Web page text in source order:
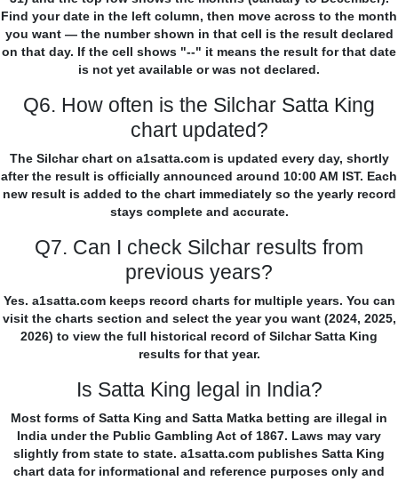
Find your date in the left column, then move across to the month
you want — the number shown in that cell is the result declared
on that day. If the cell shows "--" it means the result for that date
is not yet available or was not declared.
Q6. How often is the Silchar Satta King
chart updated?
The Silchar chart on a1satta.com is updated every day, shortly
after the result is officially announced around 10:00 AM IST. Each
new result is added to the chart immediately so the yearly record
stays complete and accurate.
Q7. Can I check Silchar results from
previous years?
Yes. a1satta.com keeps record charts for multiple years. You can
visit the charts section and select the year you want (2024, 2025,
2026) to view the full historical record of Silchar Satta King
results for that year.
Is Satta King legal in India?
Most forms of Satta King and Satta Matka betting are illegal in
India under the Public Gambling Act of 1867. Laws may vary
slightly from state to state. a1satta.com publishes Satta King
chart data for informational and reference purposes only and